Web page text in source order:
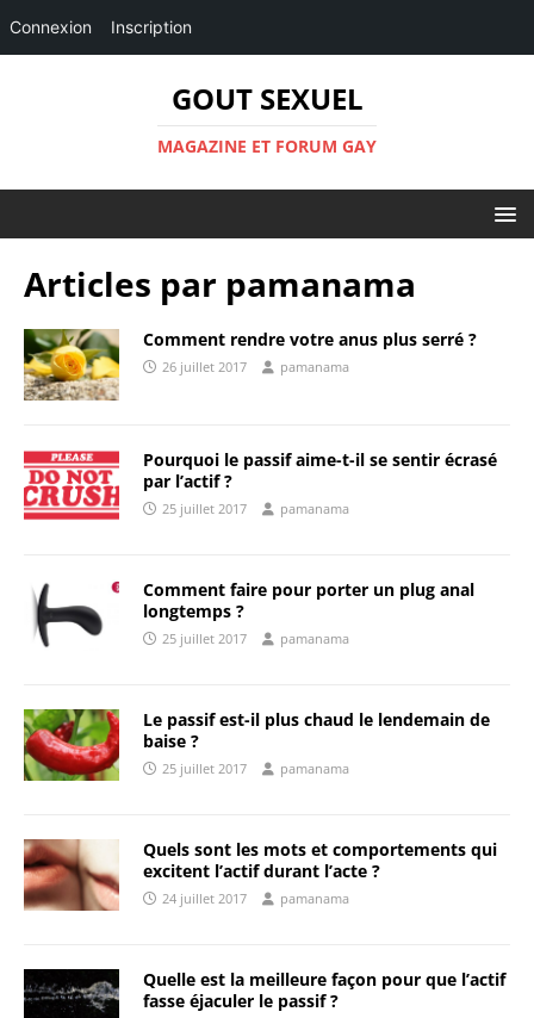
Connexion Inscription
GOUT SEXUEL
MAGAZINE ET FORUM GAY
Articles par pamanama
Comment rendre votre anus plus serré ?
26 juillet 2017 pamanama
Pourquoi le passif aime-t-il se sentir écrasé
par l’actif ?
25 juillet 2017 pamanama
Comment faire pour porter un plug anal
longtemps ?
25 juillet 2017 pamanama
Le passif est-il plus chaud le lendemain de
baise ?
25 juillet 2017 pamanama
Quels sont les mots et comportements qui
excitent l’actif durant l’acte ?
24 juillet 2017 pamanama
Quelle est la meilleure façon pour que l’actif
fasse éjaculer le passif ?